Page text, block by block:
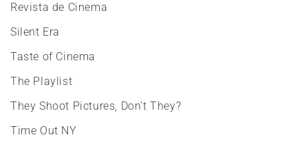
Revista de Cinema
Silent Era
Taste of Cinema
The Playlist
They Shoot Pictures, Don't They?
Time Out NY